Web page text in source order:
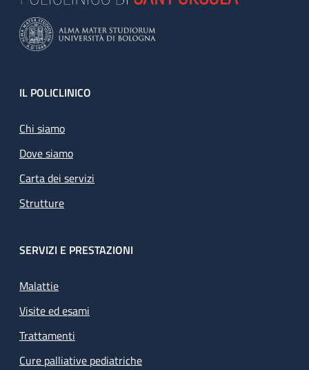
Footer
IL POLICLINICO
Chi siamo
Dove siamo
Carta dei servizi
Strutture
SERVIZI E PRESTAZIONI
Malattie
Visite ed esami
Trattamenti
Cure palliative pediatriche